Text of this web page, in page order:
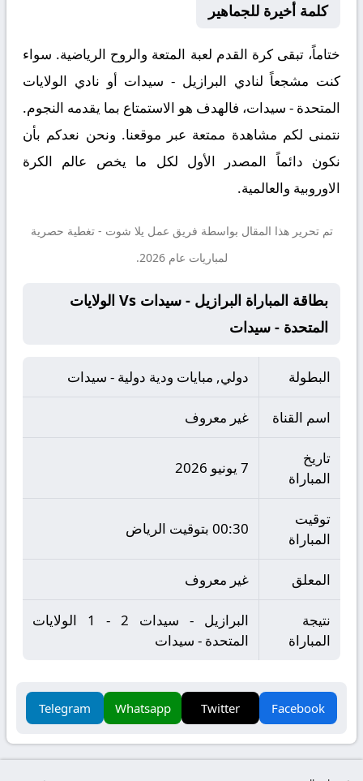
كلمة أخيرة للجماهير
ختاماً، تبقى كرة القدم لعبة المتعة والروح الرياضية. سواء
كنت مشجعاً لنادي البرازيل - سيدات أو نادي الولايات
المتحدة - سيدات، فالهدف هو الاستمتاع بما يقدمه النجوم.
نتمنى لكم مشاهدة ممتعة عبر موقعنا. ونحن نعدكم بأن
نكون دائماً المصدر الأول لكل ما يخص عالم الكرة
الاوروبية والعالمية.
تم تحرير هذا المقال بواسطة فريق عمل يلا شوت - تغطية حصرية
لمباريات عام 2026.
بطاقة المباراة البرازيل - سيدات Vs الولايات
المتحدة - سيدات
البطولة دولي, مبايات ودية دولية - سيدات
اسم القناة غير معروف
تاريخ
المباراة
7 يونيو 2026
توقيت
المباراة
00:30 بتوقيت الرياض
المعلق غير معروف
نتيجة
المباراة
البرازيل - سيدات 2 - 1 الولايات
المتحدة - سيدات
Facebook
Twitter
Whatsapp
Telegram